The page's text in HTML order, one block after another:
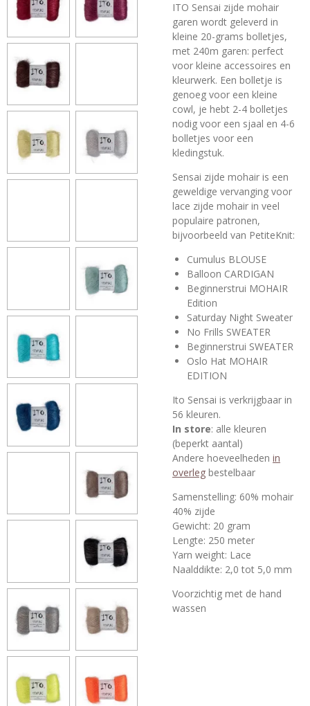
ITO Sensai zijde mohair
garen wordt geleverd in
kleine 20-grams bolletjes,
met 240m garen: perfect
voor kleine accessoires en
kleurwerk. Een bolletje is
genoeg voor een kleine
cowl, je hebt 2-4 bolletjes
nodig voor een sjaal en 4-6
bolletjes voor een
kledingstuk.
Sensai zijde mohair is een
geweldige vervanging voor
lace zijde mohair in veel
populaire patronen,
bijvoorbeeld van PetiteKnit:
Cumulus BLOUSE
Balloon CARDIGAN
Beginnerstrui MOHAIR
Edition
Saturday Night Sweater
No Frills SWEATER
Beginnerstrui SWEATER
Oslo Hat MOHAIR
EDITION
Ito Sensai is verkrijgbaar in
56 kleuren.
In store: alle kleuren
(beperkt aantal)
Andere hoeveelheden in
overleg bestelbaar
Samenstelling: 60% mohair
40% zijde
Gewicht: 20 gram
Lengte: 250 meter
Yarn weight: Lace
Naalddikte: 2,0 tot 5,0 mm
Voorzichtig met de hand
wassen